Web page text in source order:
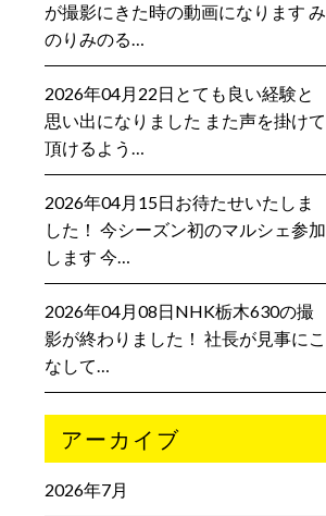
が撮影にきた時の動画になります み
のりみのる…
2026年04月22日とても良い経験と
思い出になりました また声を掛けて
頂けるよう…
2026年04月15日お待たせいたしま
した！ 今シーズン初のマルシェ参加
します 今…
2026年04月08日NHK栃木630の撮
影が終わりました！ 社長が見事にこ
なして…
アーカイブ
2026年7月